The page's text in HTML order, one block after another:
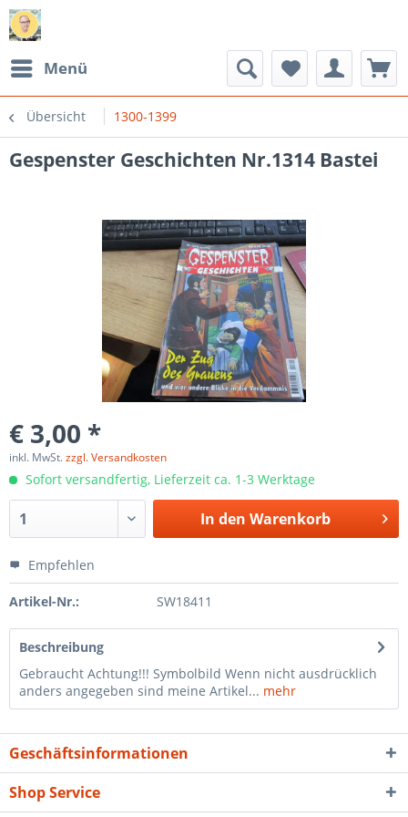
Menü
Übersicht 1300-1399
Gespenster Geschichten Nr.1314 Bastei
€ 3,00 *
inkl. MwSt.zzgl. Versandkosten
Sofort versandfertig, Lieferzeit ca. 1-3 Werktage
In den Warenkorb
Empfehlen
Artikel-Nr.: SW18411
Beschreibung
Gebraucht Achtung!!! Symbolbild Wenn nicht ausdrücklich
anders angegeben sind meine Artikel... mehr
Geschäftsinformationen
Shop Service